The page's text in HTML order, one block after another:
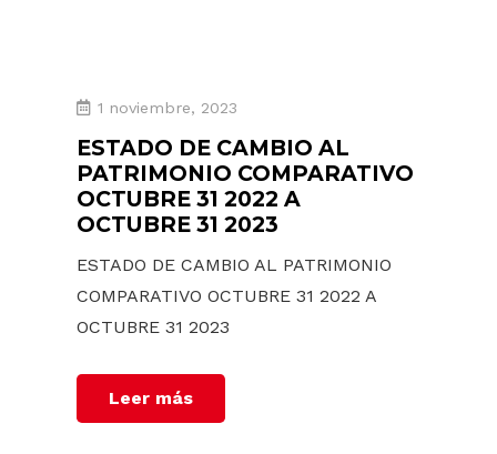
1 noviembre, 2023
ESTADO DE CAMBIO AL
PATRIMONIO COMPARATIVO
OCTUBRE 31 2022 A
OCTUBRE 31 2023
ESTADO DE CAMBIO AL PATRIMONIO
COMPARATIVO OCTUBRE 31 2022 A
OCTUBRE 31 2023
Leer más